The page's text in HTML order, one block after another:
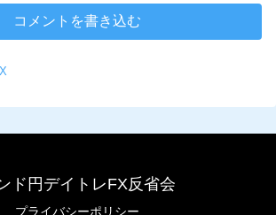
コメントを書き込む
ド円デイトレFX反省会
プライバシーポリシー